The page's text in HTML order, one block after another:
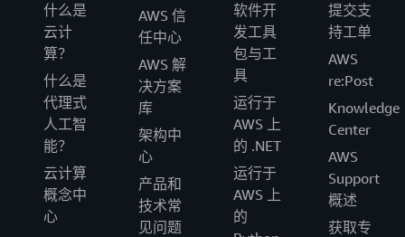
什么是
云计
算？
什么是
代理式
人工智
能？
云计算
概念中
心
AWS 信
任中心
AWS 解
决方案
库
架构中
心
产品和
技术常
见问题
软件开
发工具
包与工
具
运行于
AWS 上
的 .NET
运行于
AWS 上
的
提交支
持工单
AWS
re:Post
Knowledge
Center
AWS
Support
概述
获取专